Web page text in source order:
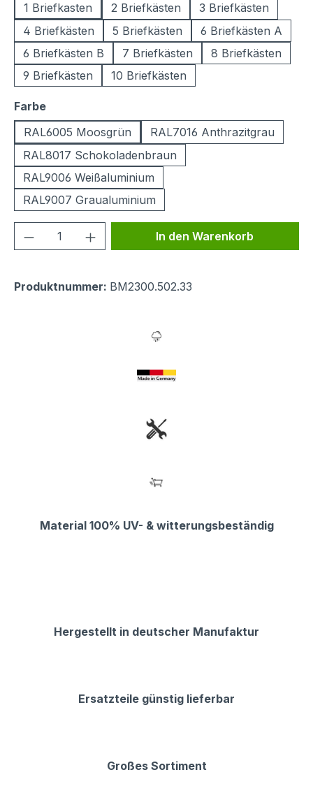
1 Briefkasten
2 Briefkästen
3 Briefkästen
4 Briefkästen
5 Briefkästen
6 Briefkästen A
6 Briefkästen B
7 Briefkästen
8 Briefkästen
9 Briefkästen
10 Briefkästen
Farbeauswählen
RAL6005 Moosgrün
RAL7016 Anthrazitgrau
RAL8017 Schokoladenbraun
RAL9006 Weißaluminium
RAL9007 Graualuminium
Produkt Anzahl: Gib denIn den Warenkorb
Produktnummer: BM2300.502.33
Material 100% UV- & witterungsbeständig
Hergestellt in deutscher Manufaktur
Ersatzteile günstig lieferbar
Großes Sortiment